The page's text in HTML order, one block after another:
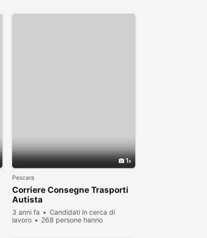
1
Pescara
Corriere Consegne Trasporti
Autista
3 anni fa
Candidati in cerca di
lavoro
268 persone hanno